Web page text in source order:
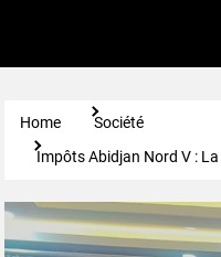
Home
Société
Impôts Abidjan Nord V :